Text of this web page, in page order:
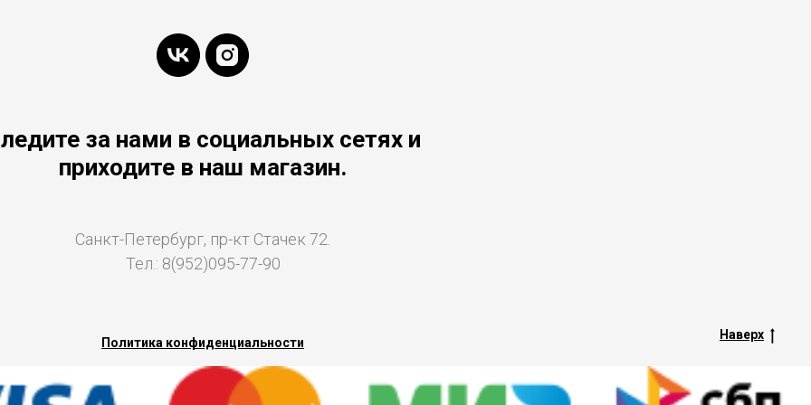
за нами в социальных сетях и
приходите в наш магазин.
Санкт-Петербург, пр-кт Стачек 72.
Тел.: 8(952)095-77-90
Политика конфиденциальности
Наверх